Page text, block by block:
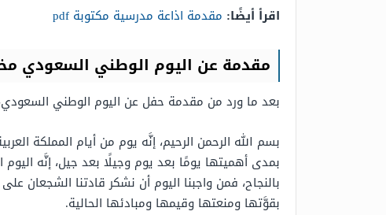
اقرأ أيضًا: مقدمة اذاعة مدرسية مكتوبة pdf
مقدمة عن اليوم الوطني السعودي
بعد ما ورد من مقدمة حفل عن اليوم الوطني
بسم الله الرحمن الرحيم، إنَّه يوم من أيام المملكة
بمدى أهميتها يومًا بعد يوم وجيلًا بعد جيل، إنَّه
بالنجاح، فمن واجبنا اليوم أن نشكر قادتنا الشجعان
بقوَّتها ومنعتها وقيمها ومبادئها الحالية.